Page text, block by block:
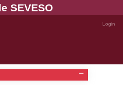
Portale